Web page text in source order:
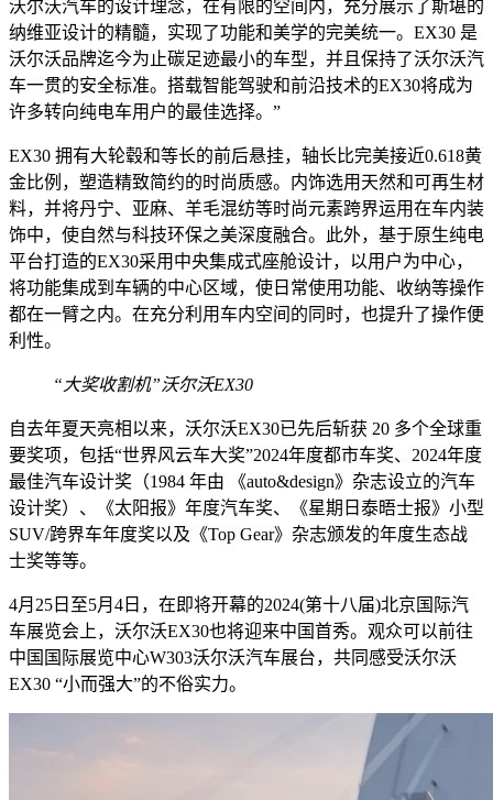
沃尔沃汽车的设计理念，在有限的空间内，充分展示了斯堪的
纳维亚设计的精髓，实现了功能和美学的完美统一。EX30 是
沃尔沃品牌迄今为止碳足迹最小的车型，并且保持了沃尔沃汽
车一贯的安全标准。搭载智能驾驶和前沿技术的EX30将成为
许多转向纯电车用户的最佳选择。”
EX30 拥有大轮毂和等长的前后悬挂，轴长比完美接近0.618黄
金比例，塑造精致简约的时尚质感。内饰选用天然和可再生材
料，并将丹宁、亚麻、羊毛混纺等时尚元素跨界运用在车内装
饰中，使自然与科技环保之美深度融合。此外，基于原生纯电
平台打造的EX30采用中央集成式座舱设计，以用户为中心，
将功能集成到车辆的中心区域，使日常使用功能、收纳等操作
都在一臂之内。在充分利用车内空间的同时，也提升了操作便
利性。
“大奖收割机”沃尔沃EX30
自去年夏天亮相以来，沃尔沃EX30已先后斩获 20 多个全球重
要奖项，包括“世界风云车大奖”2024年度都市车奖、2024年度
最佳汽车设计奖（1984 年由 《auto&design》杂志设立的汽车
设计奖）、《太阳报》年度汽车奖、《星期日泰晤士报》小型
SUV/跨界车年度奖以及《Top Gear》杂志颁发的年度生态战
士奖等等。
4月25日至5月4日，在即将开幕的2024(第十八届)北京国际汽
车展览会上，沃尔沃EX30也将迎来中国首秀。观众可以前往
中国国际展览中心W303沃尔沃汽车展台，共同感受沃尔沃
EX30 “小而强大”的不俗实力。